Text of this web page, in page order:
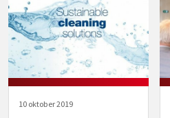
10 oktober 2019